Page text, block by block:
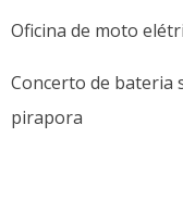
Oficina de moto
Concerto de bateria
pirapora